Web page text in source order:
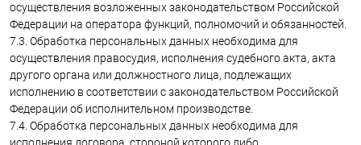
осуществления возложенных законодательством Российской
Федерации на оператора функций, полномочий и обязанностей.
7.3. Обработка персональных данных необходима для
осуществления правосудия, исполнения судебного акта, акта
другого органа или должностного лица, подлежащих
исполнению в соответствии с законодательством Российской
Федерации об исполнительном производстве.
7.4. Обработка персональных данных необходима для